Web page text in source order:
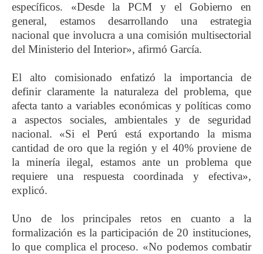
específicos. «Desde la PCM y el Gobierno en
general, estamos desarrollando una estrategia
nacional que involucra a una comisión multisectorial
del Ministerio del Interior», afirmó García.
El alto comisionado enfatizó la importancia de
definir claramente la naturaleza del problema, que
afecta tanto a variables económicas y políticas como
a aspectos sociales, ambientales y de seguridad
nacional. «Si el Perú está exportando la misma
cantidad de oro que la región y el 40% proviene de
la minería ilegal, estamos ante un problema que
requiere una respuesta coordinada y efectiva»,
explicó.
Uno de los principales retos en cuanto a la
formalización es la participación de 20 instituciones,
lo que complica el proceso. «No podemos combatir